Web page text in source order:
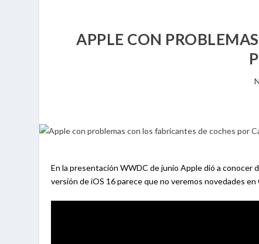
APPLE CON
En la presentación WWDC de junio Apple dió a conocer
versión de iOS 16 parece que no veremos novedades